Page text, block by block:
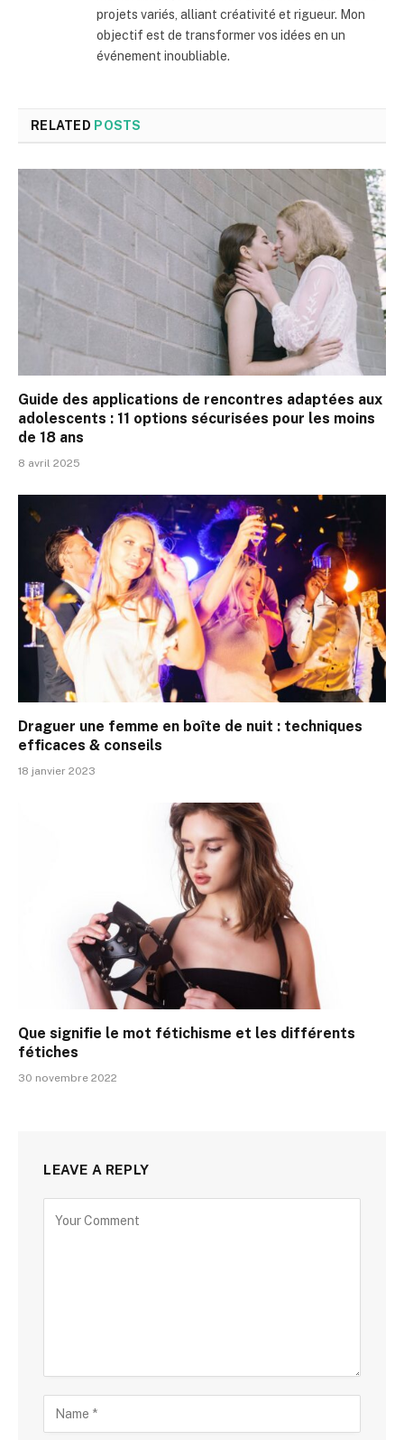
projets variés, alliant créativité et rigueur. Mon
objectif est de transformer vos idées en un
événement inoubliable.
RELATED POSTS
Guide des applications de rencontres adaptées aux
adolescents : 11 options sécurisées pour les moins
de 18 ans
8 avril 2025
Draguer une femme en boîte de nuit : techniques
efficaces & conseils
18 janvier 2023
Que signifie le mot fétichisme et les différents
fétiches
30 novembre 2022
LEAVE A REPLY